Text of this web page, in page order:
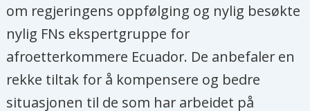
om regjeringens oppfølging og nylig besøkte
nylig FNs ekspertgruppe for
afroetterkommere Ecuador. De anbefaler en
rekke tiltak for å kompensere og bedre
situasjonen til de som har arbeidet på